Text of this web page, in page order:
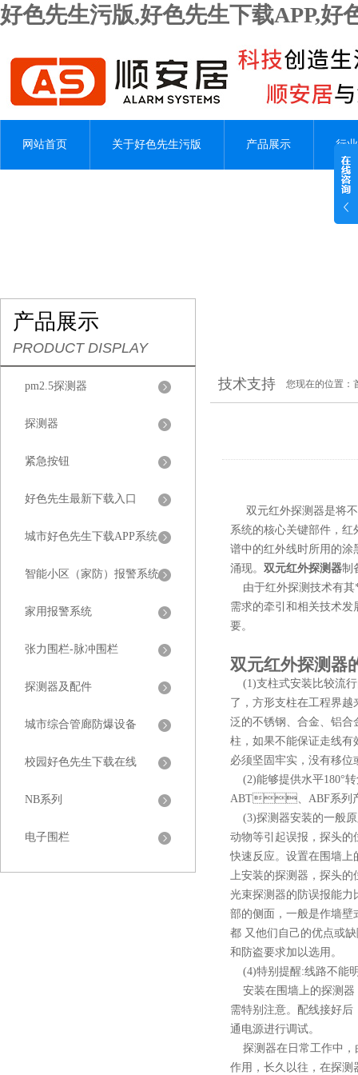
好色先生污版,好色先生下载APP,
网站首页 关于好色先生污版 产品展示 行
产品展示
PRODUCT DISPLAY
pm2.5探测器
探测器
紧急按钮
好色先生最新下载入口
城市好色先生下载APP系统
智能小区（家防）报警系统
家用报警系统
张力围栏-脉冲围栏
探测器及配件
城市综合管廊防爆设备
校园好色先生下载在线
NB系列
电子围栏
技术支持 您现在的位置：
双元红外探测器是将
系统的核心关键部件，
谱中的红外线时所用的涂
涌现。 双元红外探测器制
由于红外探测技术有其*
需求的牵引和相关技术发
要。
双元红外探测器的
(1)支柱式安装比较流行
了，方形支柱在工程界越
泛的不锈钢、合金、
柱，如果不能保证走线
必须坚固牢实，没有移位
(2)能够提供水平180°转
ABT、ABF系列产品
(3)探测器安装的一般原则
动物等引起误报，探头
快速反应。设置在围墙
上安装的探测器，探头的
光束探测器的防误报能力
部的侧面，一般是作墙壁
都 又他们自己的优点或缺
和防盗要求加以选用。
(4)特别提醒:线路不能明敷
安装在围墙上的探测器
需特别注意。配线接好
通电源进行调试。
探测器在日常工作中
作用，长久以往，在